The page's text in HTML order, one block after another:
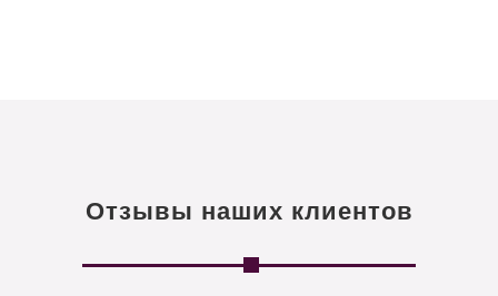
Отзывы наших клиентов